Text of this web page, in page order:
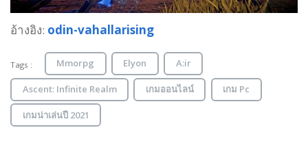
อ้างอิง: odin-vahallarising
Tags : Mmorpg Elyon A:ir
Ascent: Infinite Realm เกมออนไลน์ เกม Pc
เกมน่าเล่นปี 2021